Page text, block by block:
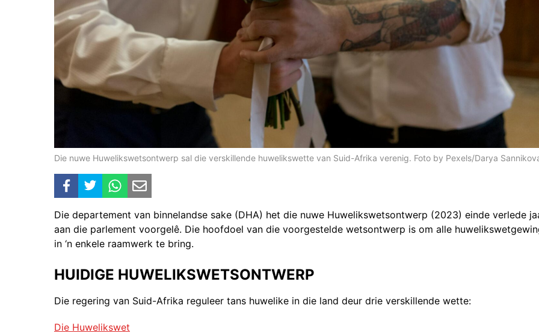
Die nuwe Huwelikswetsontwerp sal die verskillende huwelikswette van Suid-Afrika verenig. Foto by Pexels/Darya
Die departement van binnelandse sake (DHA) het die nuwe Huwelikswetsontwerp (2023) einde verlede
aan die parlement voorgelê. Die hoofdoel van die voorgestelde wetsontwerp is om alle
in ‘n enkele raamwerk te bring.
HUIDIGE HUWELIKSWETSONTWERP
Die regering van Suid-Afrika reguleer tans huwelike in die land deur drie verskillende wette:
Die Huwelikswet